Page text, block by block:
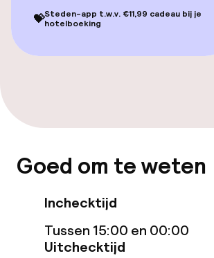
Kamers
Familiekamers beschikbaar
Zonneterras
TV lounge
💝Steden-app t.w.v. €11,99 cadeau bij je
hotelboeking
Goed om te weten
Inchecktijd
Tussen 15:00 en 00:00
Uitchecktijd